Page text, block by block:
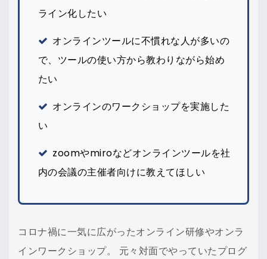
ライン化したい
オンラインツールに不慣れな人が多いの
で、ツールの使い方から教わりながら始め
たい
オンラインのワークショップを実施した
い
zoomやmiroなどオンラインツールを社
内の会議の主催者向けに教えてほしい
コロナ禍に一気に広がったオンライン研修やオンラ
インワークショップ。 元々対面でやっていたプログ